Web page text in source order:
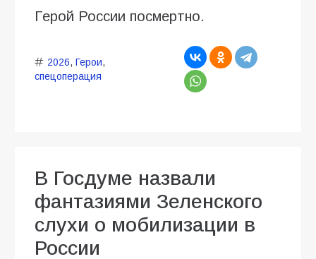
Герой России посмертно.
2026, Герои,
спецоперация
В Госдуме назвали
фантазиями Зеленского
слухи о мобилизации в
России